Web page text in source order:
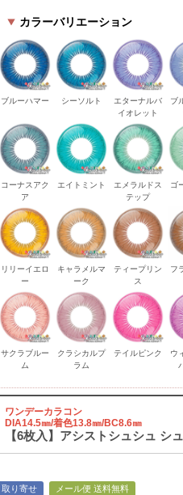
カラーバリエーション
ブルーハマー シーソルト
エターナルバ
イオレット
ブ
コーナスアク
ア
エイトミント
エメラルドス
テップ
ゴ
リリーイエロ
ー
キャラメルマ
ーク
ティープリン
ス
フ
サクラブルー
ム
クラシカルプ
ラム
テイルピンク
ウ
ワンデーカラコン
DIA14.5㎜/着色13.8㎜/BC8.6㎜
【6枚入】アシストシュシュ
取り寄せ メール便 送料無料